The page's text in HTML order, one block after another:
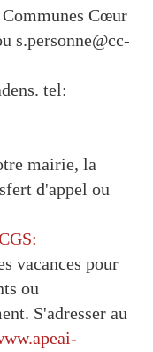
Communes Cœur
s.personne@cc-
tel:
mairie, la
d'appel ou
vacances pour
ou
S'adresser au